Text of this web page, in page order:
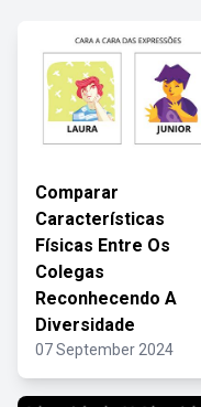
Comparar
Características
Físicas Entre Os
Colegas
Reconhecendo A
Diversidade
07 September 2024